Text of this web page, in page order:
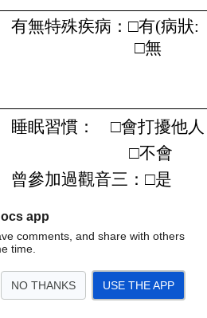
app
comments, and share with others
time.
NO THANKS USE THE APP
有無特殊疾病：□有(病狀
□無
睡眠習慣： □會打擾
□不會
曾參加過觀音三：□是
德，回向國泰民
，兵革潛消，善